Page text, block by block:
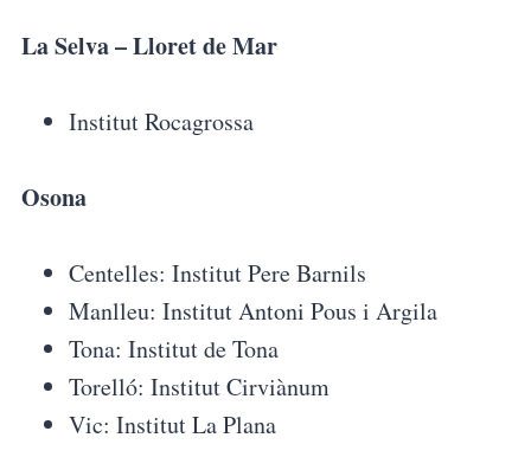
La Selva – Lloret de Mar
Institut Rocagrossa
Osona
Centelles: Institut Pere Barnils
Manlleu: Institut Antoni Pous i Argila
Tona: Institut de Tona
Torelló: Institut Cirviànum
Vic: Institut La Plana